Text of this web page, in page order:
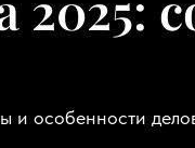
и особенности